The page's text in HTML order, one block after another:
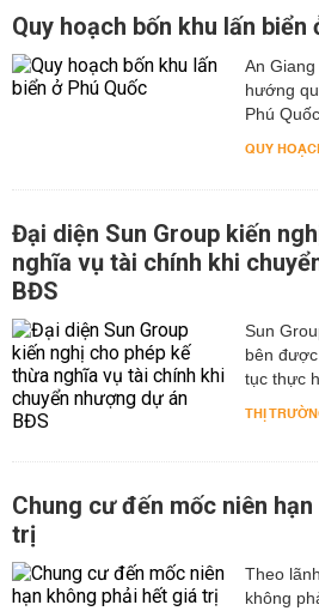
Quy hoạch bốn khu lấn biển
An
hướng
Phú
QUY
Đại diện Sun Group kiến
nghĩa vụ tài chính khi
BĐS
Sun
bên
tục thực
THỊ
Chung cư đến mốc niên
trị
Theo
không